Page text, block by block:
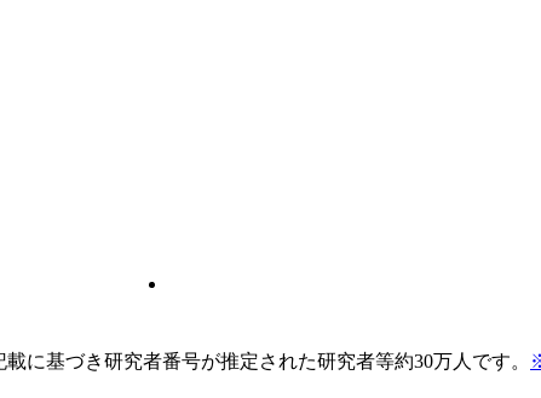
に基づき研究者番号が推定された研究者等約30万人です。